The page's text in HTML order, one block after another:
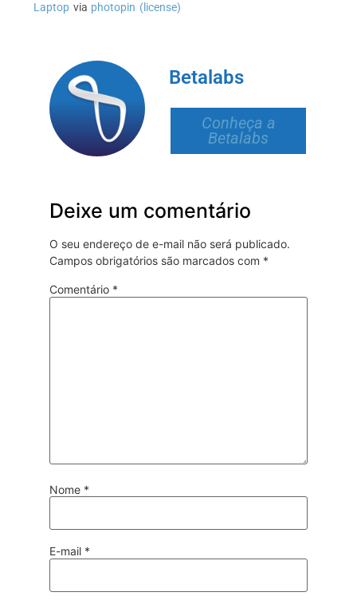
Laptop via photopin (license)
Betalabs
Conheça a
Betalabs
Deixe um comentário
O seu endereço de e-mail não será publicado.
Campos obrigatórios são marcados com *
Comentário *
Nome *
E-mail *